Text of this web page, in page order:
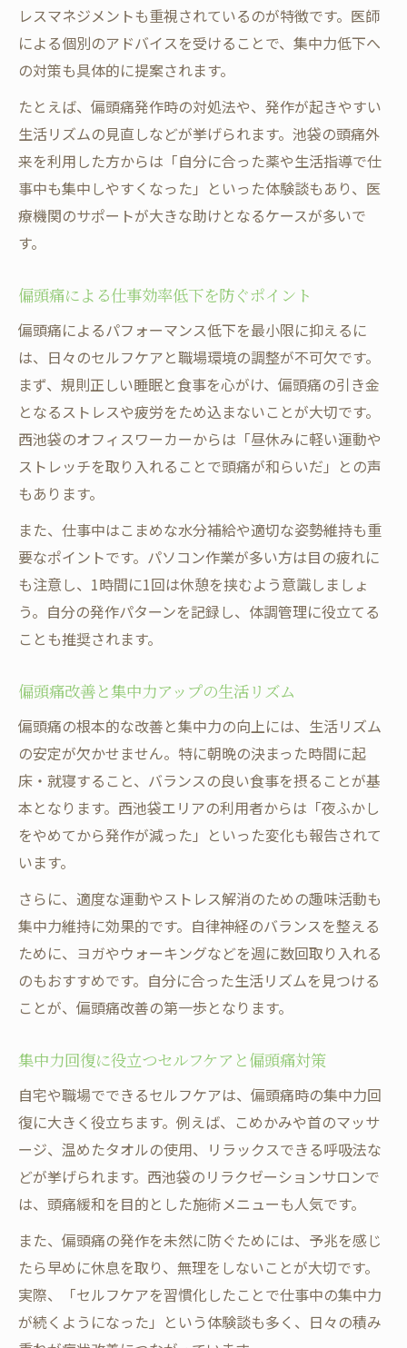
レスマネジメントも重視されているのが特徴です。医師
による個別のアドバイスを受けることで、集中力低下へ
の対策も具体的に提案されます。
たとえば、偏頭痛発作時の対処法や、発作が起きやすい
生活リズムの見直しなどが挙げられます。池袋の頭痛外
来を利用した方からは「自分に合った薬や生活指導で仕
事中も集中しやすくなった」といった体験談もあり、医
療機関のサポートが大きな助けとなるケースが多いで
す。
偏頭痛による仕事効率低下を防ぐポイント
偏頭痛によるパフォーマンス低下を最小限に抑えるに
は、日々のセルフケアと職場環境の調整が不可欠です。
まず、規則正しい睡眠と食事を心がけ、偏頭痛の引き金
となるストレスや疲労をため込まないことが大切です。
西池袋のオフィスワーカーからは「昼休みに軽い運動や
ストレッチを取り入れることで頭痛が和らいだ」との声
もあります。
また、仕事中はこまめな水分補給や適切な姿勢維持も重
要なポイントです。パソコン作業が多い方は目の疲れに
も注意し、1時間に1回は休憩を挟むよう意識しましょ
う。自分の発作パターンを記録し、体調管理に役立てる
ことも推奨されます。
偏頭痛改善と集中力アップの生活リズム
偏頭痛の根本的な改善と集中力の向上には、生活リズム
の安定が欠かせません。特に朝晩の決まった時間に起
床・就寝すること、バランスの良い食事を摂ることが基
本となります。西池袋エリアの利用者からは「夜ふかし
をやめてから発作が減った」といった変化も報告されて
います。
さらに、適度な運動やストレス解消のための趣味活動も
集中力維持に効果的です。自律神経のバランスを整える
ために、ヨガやウォーキングなどを週に数回取り入れる
のもおすすめです。自分に合った生活リズムを見つける
ことが、偏頭痛改善の第一歩となります。
集中力回復に役立つセルフケアと偏頭痛対策
自宅や職場でできるセルフケアは、偏頭痛時の集中力回
復に大きく役立ちます。例えば、こめかみや首のマッサ
ージ、温めたタオルの使用、リラックスできる呼吸法な
どが挙げられます。西池袋のリラクゼーションサロンで
は、頭痛緩和を目的とした施術メニューも人気です。
また、偏頭痛の発作を未然に防ぐためには、予兆を感じ
たら早めに休息を取り、無理をしないことが大切です。
実際、「セルフケアを習慣化したことで仕事中の集中力
が続くようになった」という体験談も多く、日々の積み